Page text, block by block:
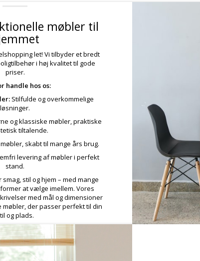
møbler til
let! Vi tilbyder et bredt
i høj kvalitet til gode
priser.
handle hos os:
Stilfulde og overkommelige
løsninger.
og klassiske møbler, praktiske
tiltalende.
skabt til mange års brug.
levering af møbler i perfekt
stand.
stil og hjem – med mange
at vælge imellem. Vores
med mål og dimensioner
der passer perfekt til din
og plads.